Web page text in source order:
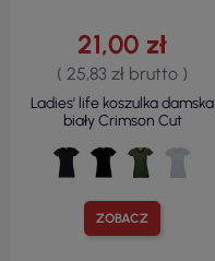
ZOBACZ
21,00 zł
( 25,83 zł brutto )
Ladies' life koszulka damska
biały Crimson Cut